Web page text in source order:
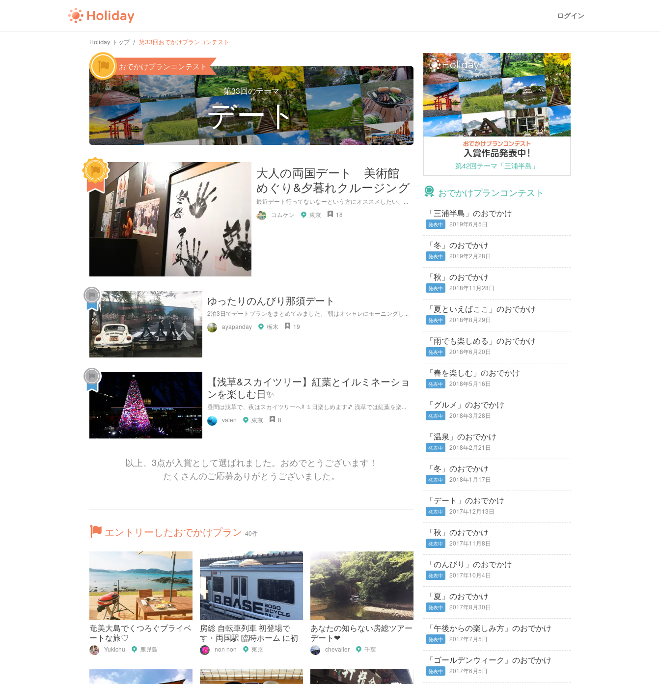
ログイン
Holiday トップ 第33回おでかけプランコンテスト
デート
おでかけプランコンテスト
第33回のテーマ
大人の両国デート 美術館
めぐり&夕暮れクルージング
最近デート行ってないなーという方にオススメしたい、...
コムケン
東京 18
ゆったりのんびり那須デート
2泊3日でデートプランをまとめてみました。 朝はオシャレにモーニングし...
ayapanday
栃木 19
【浅草&スカイツリー】紅葉とイルミネーショ
ンを楽しむ日✨
昼間は浅草で、夜はスカイツリーへ‼ １日楽しめます🎵 浅草では紅葉を楽...
valen
東京 8
以上、3点が入賞として選ばれました。おめでとうございます！
たくさんのご応募ありがとうございました。
エントリーしたおでかけプラン 40件
奄美大島でくつろぐプライベ
ートな旅♡
Yukichu 鹿児島
房総 自転車列車 初登場で
す・両国駅 臨時ホーム に初
めて お目見えで 感激🎉
non non 東京
あなたの知らない房総ツアー
デート❤︎
chevalier 千葉
第42回テーマ「三浦半島」
おでかけプランコンテスト
「三浦半島」のおでかけ
発表中 2019年6月5日
「冬」のおでかけ
発表中 2019年2月28日
「秋」のおでかけ
発表中 2018年11月28日
「夏といえばここ」のおでかけ
発表中 2018年8月29日
「雨でも楽しめる」のおでかけ
発表中 2018年6月20日
「春を楽しむ」のおでかけ
発表中 2018年5月16日
「グルメ」のおでかけ
発表中 2018年3月28日
「温泉」のおでかけ
発表中 2018年2月21日
「冬」のおでかけ
発表中 2018年1月17日
「デート」のおでかけ
発表中 2017年12月13日
「秋」のおでかけ
発表中 2017年11月8日
「のんびり」のおでかけ
発表中 2017年10月4日
「夏」のおでかけ
発表中 2017年8月30日
「午後からの楽しみ方」のおでかけ
発表中 2017年7月5日
「ゴールデンウィーク」のおでかけ
発表中 2017年6月5日